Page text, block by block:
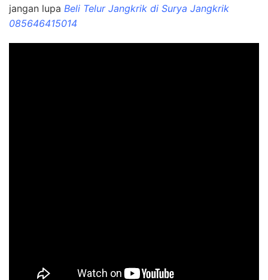
jangan lupa Beli Telur Jangkrik di Surya Jangkrik
085646415014